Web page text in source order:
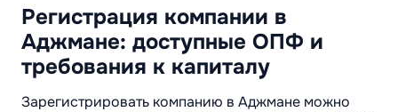
Регистрация компании в
Аджмане: доступные ОПФ и
требования к капиталу
Зарегистрировать компанию в Аджмане можно